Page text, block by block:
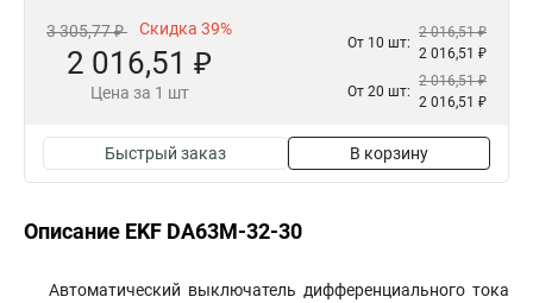
3 305,77 ₽ Скидка 39%
2 016,51 ₽
Цена за 1 шт
От 10 шт:
2 016,51 ₽
2 016,51 ₽
От 20 шт:
2 016,51 ₽
2 016,51 ₽
Быстрый заказ В корзину
Описание EKF DA63M-32-30
Автоматический выключатель дифференциального тока